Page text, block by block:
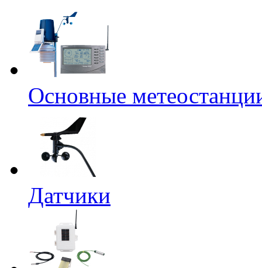
Основные
Датчики